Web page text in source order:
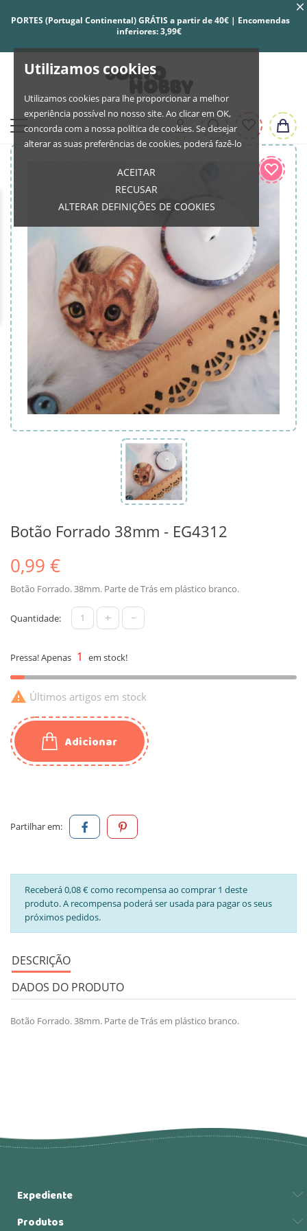
Utilizamos cookies
Utilizamos cookies para lhe proporcionar a melhor
experiência possível no nosso site. Ao clicar em OK,
concorda com a nossa política de cookies. Se desejar
alterar as suas preferências de cookies, poderá fazê-lo
ACEITAR
RECUSAR
ALTERAR DEFINIÇÕES DE COOKIES
PORTES (Portugal Continental) GRÁTIS a partir de 40€ | Encomendas
inferiores: 3,99€
Botão Forrado 38mm - EG4312
0,99 €
Botão Forrado. 38mm. Parte de Trás em plástico branco.
Quantidade: + -
Pressa! Apenas 1 em stock!
 Últimos artigos em stock
Adicionar
Partilhar em:
Receberá 0,08 € como recompensa ao comprar 1 deste
produto. A recompensa poderá ser usada para pagar os seus
próximos pedidos.
DESCRIÇÃO
DADOS DO PRODUTO
Botão Forrado. 38mm. Parte de Trás em plástico branco.
Expediente
Produtos